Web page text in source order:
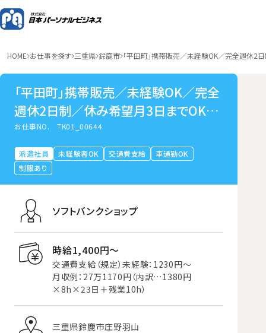
HOME お仕事を探す 三重県 鈴鹿市 「平田町」携帯販売／未経験OK／完全週休2
「平田町」携帯販売／未経験OK／完全
週休2日制／休み希望月3日までOK／
研修手厚い
お仕事NO.TK01_00644
派遣社員 未経験者OK 交通費支給
車通勤OK
制服あり
ソフトバンクショップ
時給1,400円〜
交通費支給（規定）未経験：1230円～
月収例：27万1170円（内訳…1380円
×8h×23日＋残業10h）
三重県鈴鹿市庄野羽山